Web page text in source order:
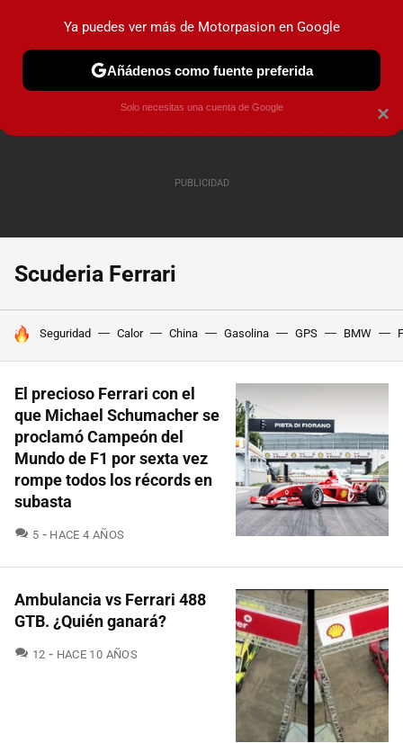
PRUEBAS COCHES ELÉCTRICOS OBSERVATORIO
Scuderia Ferrari
HOY SE HABLA DE
Seguridad Calor China Gasolina GPS BMW
El precioso Ferrari con el
que Michael Schumacher se
proclamó Campeón del
Mundo de F1 por sexta vez
rompe todos los récords en
subasta
5 COMENTARIOS
HACE 4 AÑOS
Ambulancia vs Ferrari 488
GTB. ¿Quién ganará?
12 COMENTARIOS
HACE 10 AÑOS
×
Ya puedes ver más de Motorpasion en Google
Añádenos como fuente preferida
Solo necesitas una cuenta de Google